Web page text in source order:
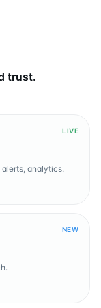
trust.
LIVE
alerts, analytics.
NEW